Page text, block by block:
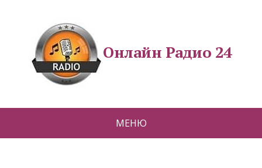
Онлайн Радио 24
МЕНЮ